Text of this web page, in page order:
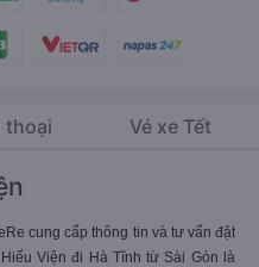
thoại Vé xe Tết
cung cấp thông tin và tư vấn đặt
Viện đi Hà Tĩnh từ Sài Gòn là